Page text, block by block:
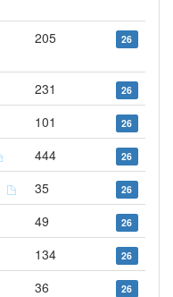
205 26
231 26
101 26
444 26
35 26
49 26
134 26
36 26